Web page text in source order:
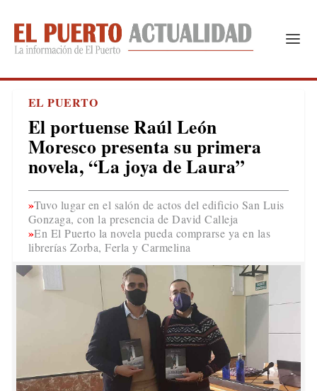
EL PUERTO
El portuense Raúl León
Moresco presenta su primera
novela, “La joya de Laura”
Tuvo lugar en el salón de actos del edificio San Luis
Gonzaga, con la presencia de David Calleja
En El Puerto la novela pueda comprarse ya en las
librerías Zorba, Ferla y Carmelina